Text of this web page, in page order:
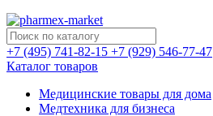
+7 (495) 741-82-15 +7 (929) 546-77-47
Каталог товаров
Медицинские товары для дома
Медтехника для бизнеса